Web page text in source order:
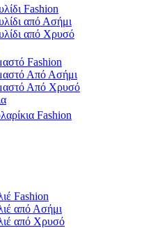
Fashion
από Ασήμι
από Χρυσό
Fashion
Από Ασήμι
Από Χρυσό
Fashion
Fashion
από Ασήμι
από Χρυσό